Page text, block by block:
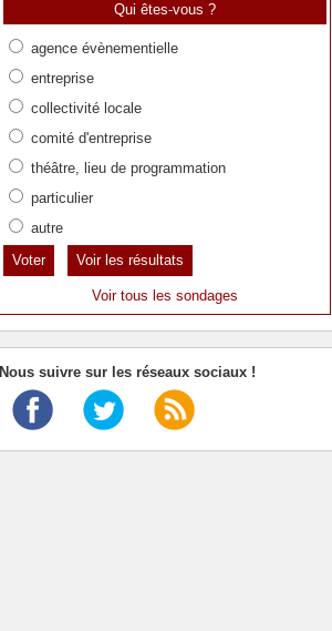
Qui êtes-vous ?
agence évènementielle
entreprise
collectivité locale
comité d'entreprise
théâtre, lieu de programmation
particulier
autre
Voir les résultats
Voir tous les sondages
Nous suivre sur les réseaux sociaux !